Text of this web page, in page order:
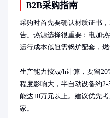
B2B采购指南
采购时首先要确认材质证书
告。热源选择很重要：电加
运行成本低但需锅炉配套，
生产能力按kg/h计算，要留
程度影响大，半自动设备约
能达10万元以上。建议优先
家。